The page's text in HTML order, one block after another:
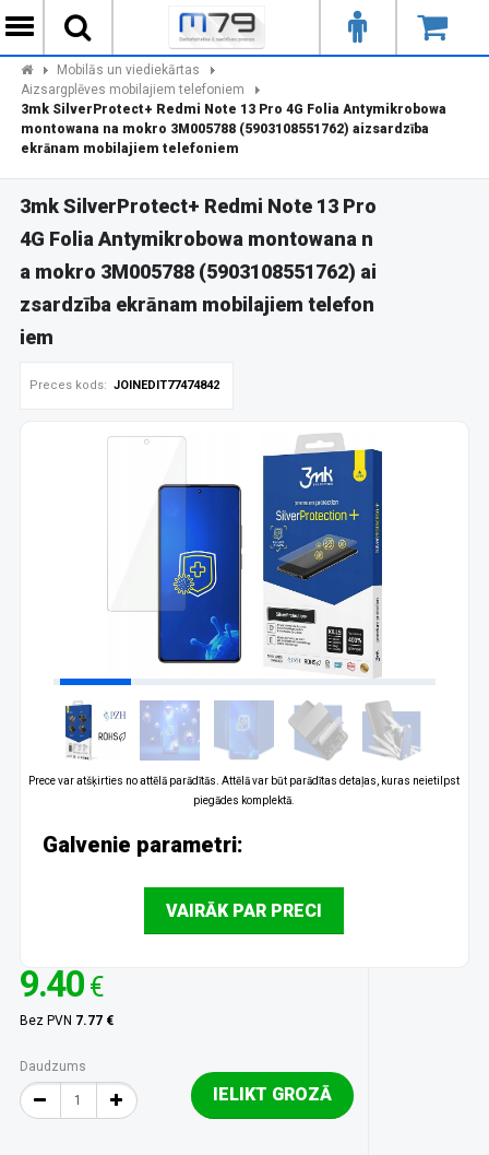
Mobilās un viediekārtas
Aizsargplēves mobilajiem telefoniem
3mk SilverProtect+ Redmi Note 13 Pro 4G Folia Antymikrobowa
montowana na mokro 3M005788 (5903108551762) aizsardzība
ekrānam mobilajiem telefoniem
3mk SilverProtect+ Redmi Note 13 Pro
4G Folia Antymikrobowa montowana n
a mokro 3M005788 (5903108551762) ai
zsardzība ekrānam mobilajiem telefon
iem
Preces kods: JOINEDIT77474842
Prece var atšķirties no attēlā parādītās. Attēlā var būt parādītas detaļas, kuras neietilpst
piegādes komplektā.
Galvenie parametri:
VAIRĀK PAR PRECI
9.40 €
Bez PVN 7.77 €
Daudzums
IELIKT GROZĀ